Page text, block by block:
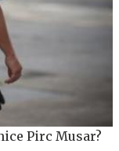
Pirc Musar?